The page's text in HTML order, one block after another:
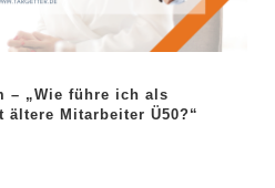
– „Wie führe ich als
ältere Mitarbeiter Ü50?“